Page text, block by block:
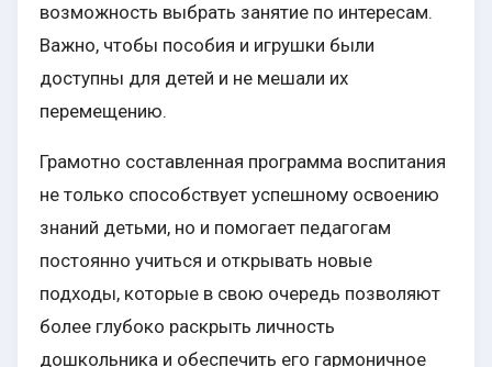
возможность выбрать занятие по интересам.
Важно, чтобы пособия и игрушки были
доступны для детей и не мешали их
перемещению.
Грамотно составленная программа воспитания
не только способствует успешному освоению
знаний детьми, но и помогает педагогам
постоянно учиться и открывать новые
подходы, которые в свою очередь позволяют
более глубоко раскрыть личность
дошкольника и обеспечить его гармоничное